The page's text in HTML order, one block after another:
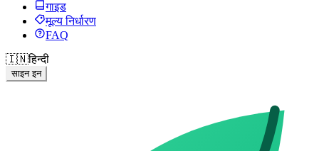
गाइड
मूल्य निर्धारण
FAQ
🇮🇳हिन्दी
साइन इन